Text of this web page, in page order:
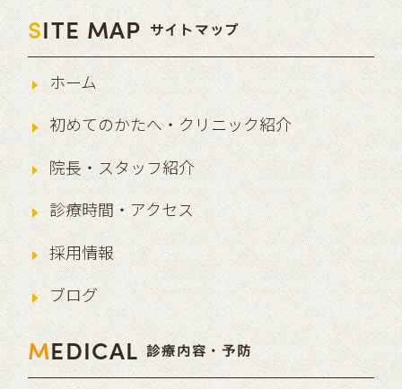
SITE MAP サイトマップ
ホーム
初めてのかたへ・クリニック紹介
院長・スタッフ紹介
診療時間・アクセス
採用情報
ブログ
MEDICAL 診療内容・予防